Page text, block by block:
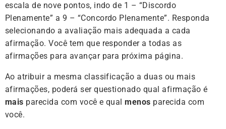
escala de nove pontos, indo de 1 – “Discordo
Plenamente” a 9 – “Concordo Plenamente”. Responda
selecionando a avaliação mais adequada a cada
afirmação. Você tem que responder a todas as
afirmações para avançar para próxima página.
Ao atribuir a mesma classificação a duas ou mais
afirmações, poderá ser questionado qual afirmação é
mais parecida com você e qualmenos parecida com
você.